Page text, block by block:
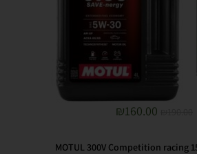
₪160.00